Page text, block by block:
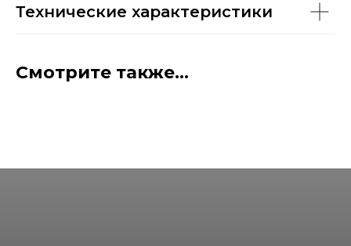
Технические характеристики
Смотрите также...